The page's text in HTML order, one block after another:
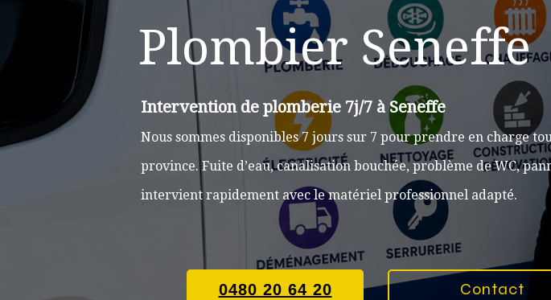
Plombier Seneffe
Intervention de plomberie 7j/7 à Seneffe
Nous sommes disponibles 7 jours sur 7 pour prendre en charge
province. Fuite d’eau, canalisation bouchée, problème de WC,
intervient rapidement avec le matériel professionnel adapté.
0480 20 64 20 Contact